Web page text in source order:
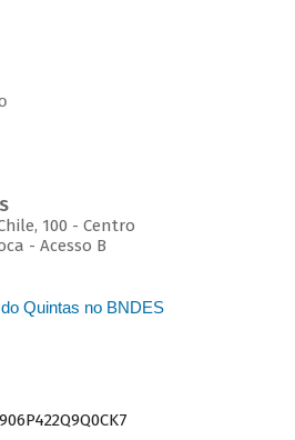
100 - Centro
- Acesso B
Quintas no BNDES